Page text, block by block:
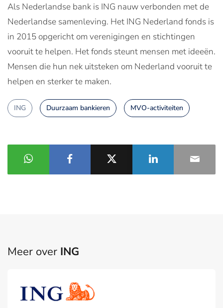
Als Nederlandse bank is ING nauw verbonden met de
Nederlandse samenleving. Het ING Nederland fonds is
in 2015 opgericht om verenigingen en stichtingen
vooruit te helpen. Het fonds steunt mensen met ideeën.
Mensen die hun nek uitsteken om Nederland vooruit te
helpen en sterker te maken.
ING Duurzaam bankieren MVO-activiteiten
Meer over ING